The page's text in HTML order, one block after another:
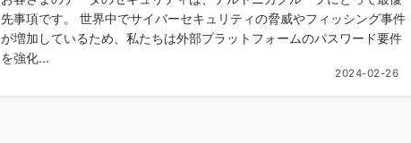
先事項です。 世界中でサイバーセキュリティの脅威やフィッシング事件
が増加しているため、私たちは外部プラットフォームのパスワード要件
を強化...
2024-02-26